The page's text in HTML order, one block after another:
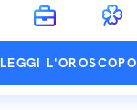
LEGGI L'OROSCOPO